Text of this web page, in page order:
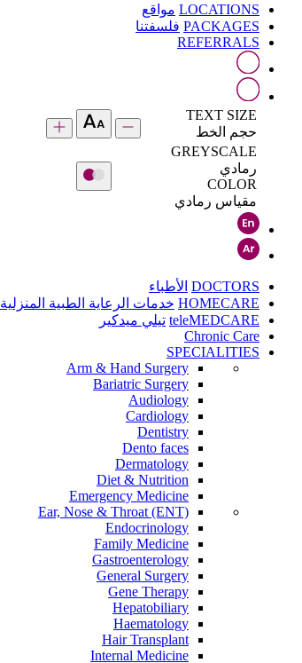
LOCATIONS مواقع
PACKAGES فلسفتنا
REFERRALS
TEXT SIZE
حجم الخط
GREYSCALE
رمادي
COLOR
مقياس رمادي
DOCTORS الأطباء
HOMECARE خدمات الرعاية الطبية المنزلية
teleMEDCARE تيلي ميدكير
Chronic Care
SPECIALITIES
Arm & Hand Surgery
Bariatric Surgery
Audiology
Cardiology
Dentistry
Dento faces
Dermatology
Diet & Nutrition
Emergency Medicine
Ear, Nose & Throat (ENT)
Endocrinology
Family Medicine
Gastroenterology
General Surgery
Gene Therapy
Hepatobiliary
Haematology
Hair Transplant
Internal Medicine